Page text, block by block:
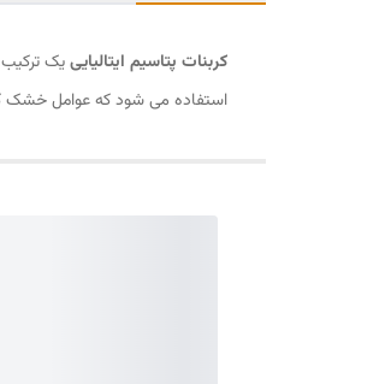
کربنات پتاسیم ایتالیایییک
استفاده می شود که عوامل خشک